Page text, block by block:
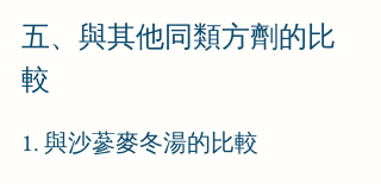
五、與其他同類方劑的比
較
1. 與沙蔘麥冬湯的比較